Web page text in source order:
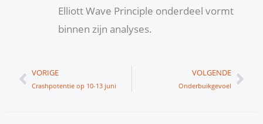
Elliott Wave Principle onderdeel vormt
binnen zijn analyses.
Vorige
VORIGE
Crashpotentie op 10-13 juni
VOLGENDE
Onderbuikgevoel